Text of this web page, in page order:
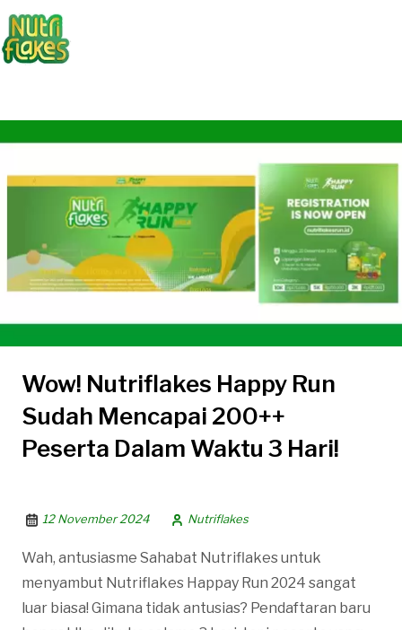
Wow! Nutriflakes Happy Run
Sudah Mencapai 200++
Peserta Dalam Waktu 3 Hari!
12 November 2024 Nutriflakes
Wah, antusiasme Sahabat Nutriflakes untuk
menyambut Nutriflakes Happay Run 2024 sangat
luar biasa! Gimana tidak antusias? Pendaftaran baru